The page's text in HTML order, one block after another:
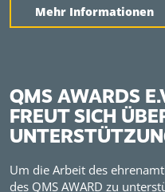
Mehr Informationen
QMS AWARDS
FREUT SICH
Um die Arbeit des
des QMS AWARD zu